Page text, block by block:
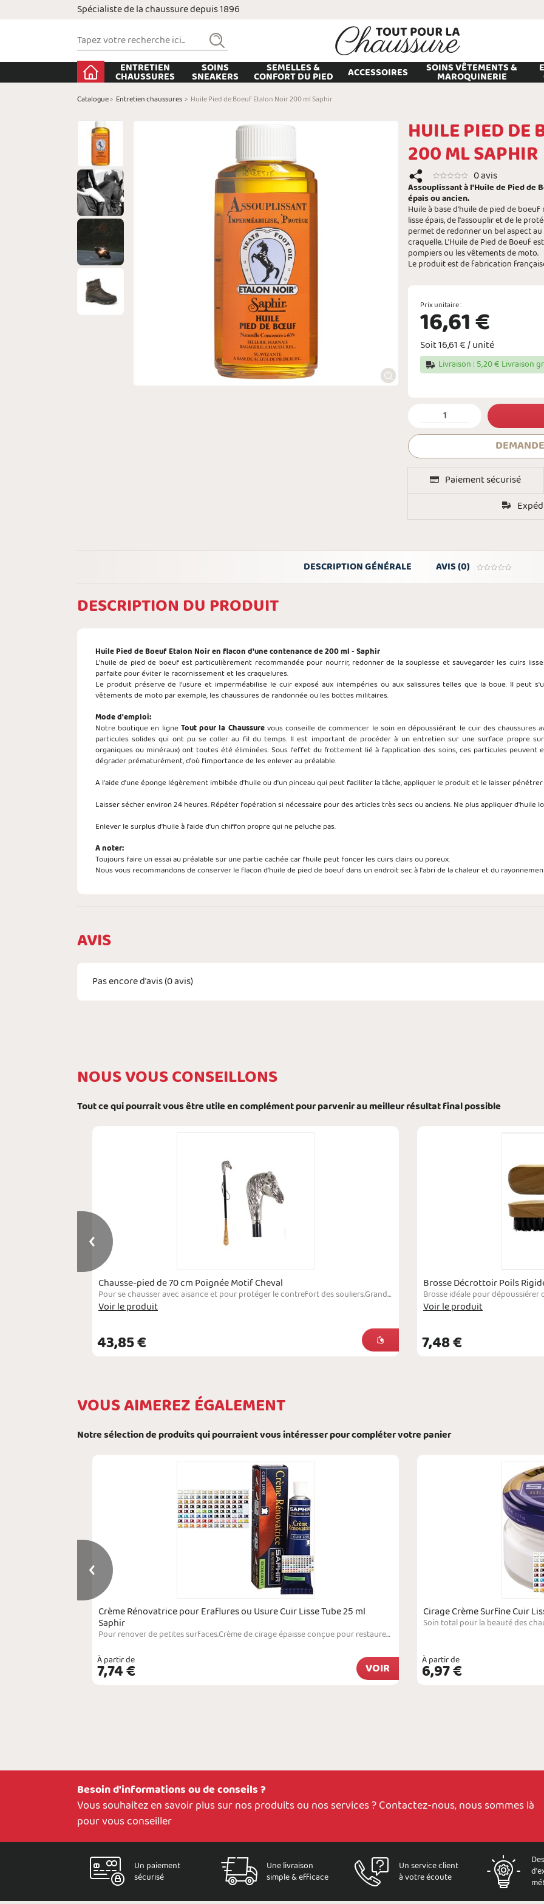
Spécialiste de la chaussure depuis 1896
ENTRETIEN
CHAUSSURES
SOINS
SNEAKERS
SEMELLES &
CONFORT DU PIED ACCESSOIRES SOINS VÊTEMENTS &
MAROQUINERIE
Catalogue> Entretien chaussures > Huile Pied de Boeuf Etalon Noir 200 ml Saphir
HUILE PIED DE
200 ML SAPHIR
0 avis
Assouplissant à l'Huile de Pied
épais ou ancien.
Huile à base d'huile de pied de
lisse épais, de l'assouplir et de le
permet de redonner un bel aspect
craquelle. L'Huile de Pied de Boeuf
pompiers ou les vêtements de moto.
Le produit est de fabrication
Prix unitaire :
16,61 €
Soit 16,61 € / unité
Livraison : 5,20 € Livraison
Paiement sécurisé
DESCRIPTION GÉNÉRALE AVIS (0)
DESCRIPTION DU PRODUIT
Huile Pied de Boeuf Etalon Noir en flacon d'une contenance de 200 ml - Saphir
L'huile de pied de boeuf est particulièrement recommandée pour nourrir, redonner de la souplesse et sauvegarder les cuirs
parfaite pour éviter le racornissement et les craquelures.
Le produit préserve de l'usure et imperméabilise le cuir exposé aux intempéries ou aux salissures telles que la boue. Il peut
vêtements de moto par exemple, les chaussures de randonnée ou les bottes militaires.
Mode d'emploi:
Notre boutique en ligneTout pour la Chaussurevous conseille de commencer le soin en dépoussiérant le cuir des
particules solides qui ont pu se coller au fil du temps. Il est important de procéder à un entretien sur une surface propre
organiques ou minéraux) ont toutes été éliminées. Sous l'effet du frottement lié à l'application des soins, ces particules
dégrader prématurément, d'où l'importance de les enlever au préalable.
A l'aide d'une éponge légèrement imbibée d'huile ou d'un pinceau qui peut faciliter la tâche, appliquer le produit et le laisser
Laisser sécher environ 24 heures. Répéter l'opération si nécessaire pour des articles très secs ou anciens. Ne plus appliquer d'huile
Enlever le surplus d'huile à l'aide d'un chiffon propre qui ne peluche pas.
A noter:
Toujours faire un essai au préalable sur une partie cachée car l'huile peut foncer les cuirs clairs ou poreux.
Nous vous recommandons de conserver le flacon d'huile de pied de boeuf dans un endroit sec à l'abri de la chaleur et du
AVIS
Pas encore d'avis (0avis)
NOUS VOUS CONSEILLONS
Tout ce qui pourrait vous être utile en complément pour parvenir au meilleur résultat final possible
Chausse-pied de 70 cm Poignée Motif Cheval
Pour se chausser avec aisance et pour protéger le contrefort des souliers.Grand chausse-pied d'une longueur d'environ 70 cm, très pratique pour mettre ses chaussures en restant debout sans pour autant avoir besoin de se baisser. Cet accessoire allie fonctionnalité, élégance et durabilité. La poignée en forme de tête de cheval offre une bonne prise en main et une touche esthétique raffinée. La tige est en bois laqué. Une lanière est fixée sur la t…
Voir le produit
43,85 €
Brosse Décrottoir Poils
Voir le produit
7,48 €
VOUS AIMEREZ ÉGALEMENT
Notre sélection de produits qui pourraient vous intéresser pour compléter votre panier
Crème Rénovatrice pour Eraflures ou Usure Cuir Lisse Tube 25 ml
Saphir
Pour renover de petites surfaces.Crème de cirage épaisse conçue pour restaurer le cuir lisse qui laisse apparaitre des imperfections. Le produit s'utilise uniquement pour des retouches sur de petites zones. Il permet de masquer des éraflures, de combler des accrocs au niveau du bout des chaussures ou des coins d'un sac et de recouvrir des brûlures superficielles. Le produit peut s'appliquer aussi bien sur les chaussures et les sacs à main que sur…
À partir de
7,74 € VOIR
Cirage Crème Surfine Cuir
À partir de
6,97 €
Besoin d'informations ou de conseils ?
Vous souhaitez en savoir plus sur nos produits ou nos services ? Contactez-nous, nous sommes là
pour vous conseiller
Un paiement
sécurisé
Une livraison
simple & efficace
Un service client
à votre écoute